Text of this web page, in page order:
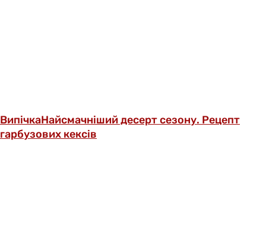
ВипічкаНайсмачніший десерт сезону. Рецепт
гарбузових кексів